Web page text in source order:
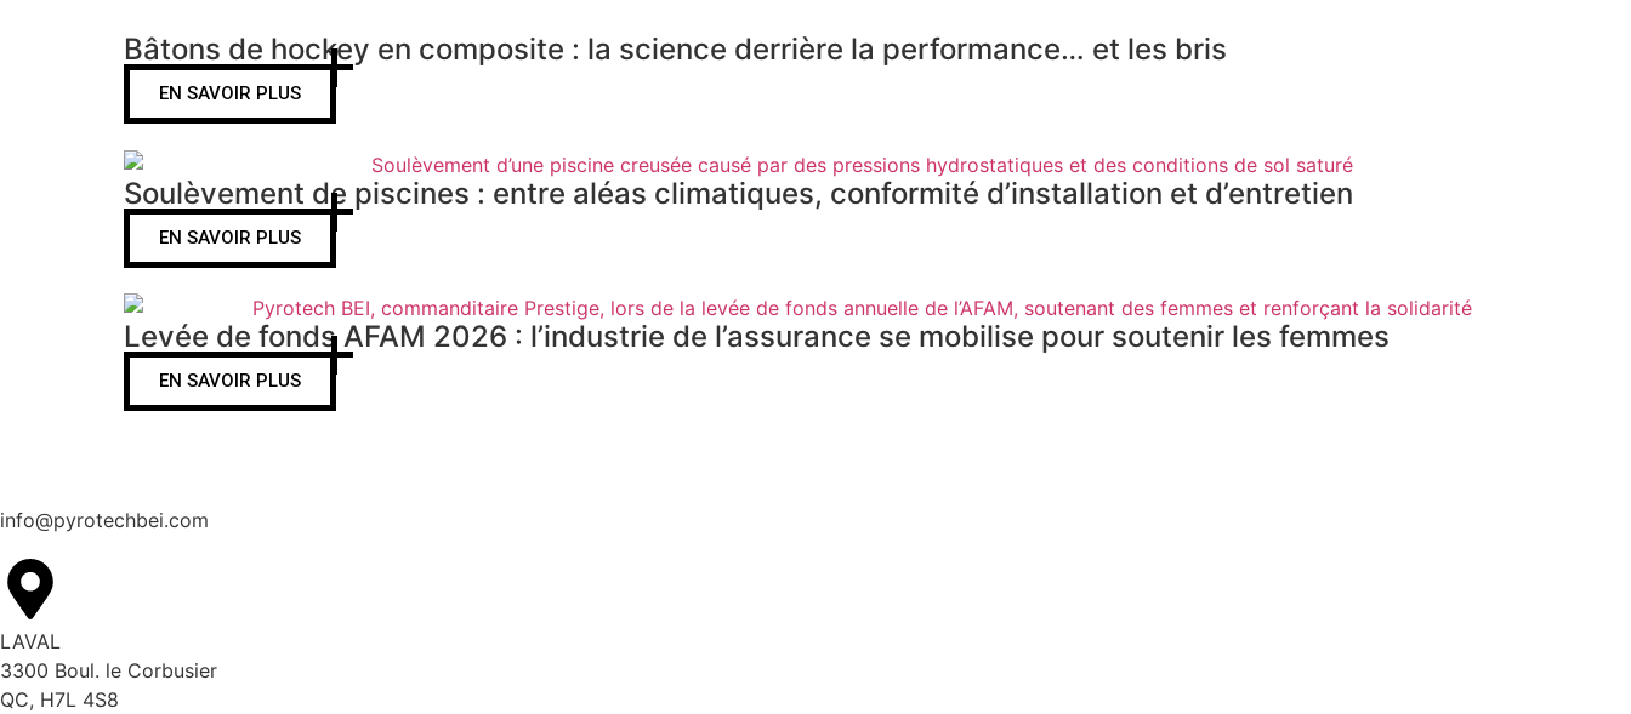
Bâtons de hockey en composite : la science derrière la performance… et les bris
EN SAVOIR PLUS
Soulèvement de piscines : entre aléas climatiques, conformité d’installation et d’entretien
EN SAVOIR PLUS
Levée de fonds AFAM 2026 : l’industrie de l’assurance se mobilise pour soutenir les femmes
EN SAVOIR PLUS
info@pyrotechbei.com
LAVAL
3300 Boul. le Corbusier
QC, H7L 4S8